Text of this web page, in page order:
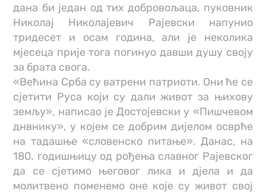
дана би један од тих добровољаца, пуковник
Николај Николајевич Рајевски напунио
тридесет и осам година, али је неколика
мјесеца прије тога погинуо давши душу своју
за брата свога.
«Већина Срба су ватрени патриоти. Они ће се
сјетити Руса који су дали живот за њихову
земљу», написао је Достојевски у «Пишчевом
днвнику», у којем се добрим дијелом осврће
на тадашње «словенско питање». Данас, на
180. годишњицу од рођења славног Рајевског
да се сјетимо његовог лика и дјела и да
молитвено поменемо оне које су живот свој